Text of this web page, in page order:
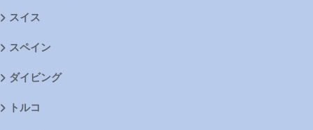
スイス
スペイン
ダイビング
トルコ